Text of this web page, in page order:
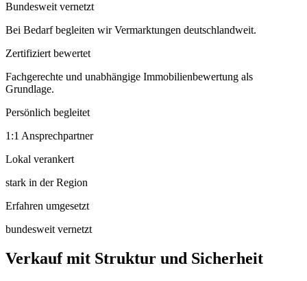
Bundesweit vernetzt
Bei Bedarf begleiten wir Vermarktungen deutschlandweit.
Zertifiziert bewertet
Fachgerechte und unabhängige Immobilienbewertung als
Grundlage.
Persönlich begleitet
1:1 Ansprechpartner
Lokal verankert
stark in der Region
Erfahren umgesetzt
bundesweit vernetzt
Verkauf mit Struktur und Sicherheit